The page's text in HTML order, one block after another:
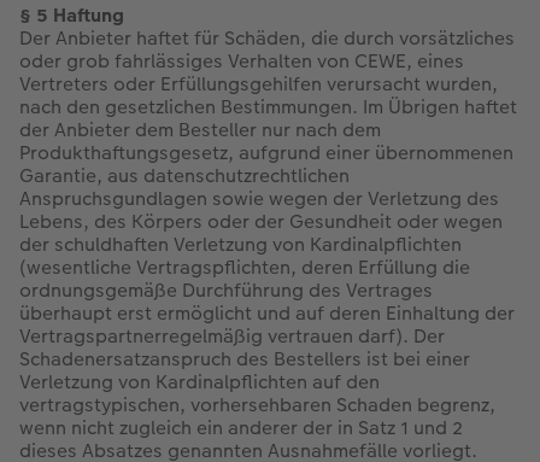
§ 5 Haftung
Der Anbieter haftet für Schäden, die durch vorsätzliches
oder grob fahrlässiges Verhalten von CEWE, eines
Vertreters oder Erfüllungsgehilfen verursacht wurden,
nach den gesetzlichen Bestimmungen. Im Übrigen haftet
der Anbieter dem Besteller nur nach dem
Produkthaftungsgesetz, aufgrund einer übernommenen
Garantie, aus datenschutzrechtlichen
Anspruchsgundlagen sowie wegen der Verletzung des
Lebens, des Körpers oder der Gesundheit oder wegen
der schuldhaften Verletzung von Kardinalpflichten
(wesentliche Vertragspflichten, deren Erfüllung die
ordnungsgemäße Durchführung des Vertrages
überhaupt erst ermöglicht und auf deren Einhaltung der
Vertragspartnerregelmäßig vertrauen darf). Der
Schadenersatzanspruch des Bestellers ist bei einer
Verletzung von Kardinalpflichten auf den
vertragstypischen, vorhersehbaren Schaden begrenz,
wenn nicht zugleich ein anderer der in Satz 1 und 2
dieses Absatzes genannten Ausnahmefälle vorliegt.